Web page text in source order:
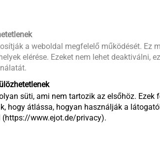
Termék megtekintése
a weboldal megfelelő működését. Ez
elérése. Ezeket nem lehet deaktiválni,
süti, ami nem tartozik az elsőhöz.
hogy átlássa, hogyan használják a
www.ejot.de/privacy).